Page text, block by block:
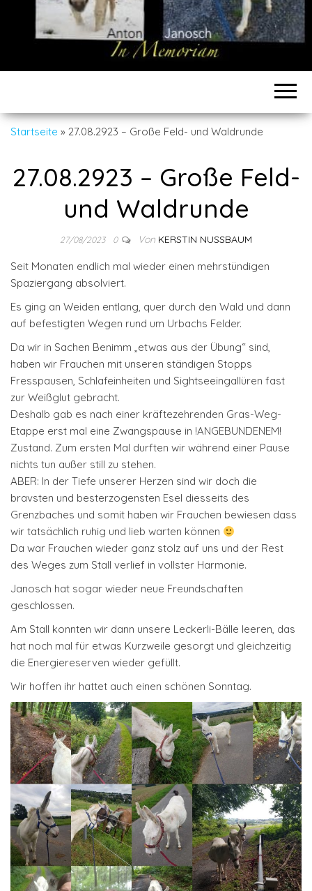
Startseite » 27.08.2923 – Große Feld- und Waldrunde
27.08.2923 – Große Feld-
und Waldrunde
27/08/2023 0 Von KERSTIN NUSSBAUM
Seit Monaten endlich mal wieder einen mehrstündigen
Spaziergang absolviert.
Es ging an Weiden entlang, quer durch den Wald und dann
auf befestigten Wegen rund um Urbachs Felder.
Da wir in Sachen Benimm „etwas aus der Übung“ sind,
haben wir Frauchen mit unseren ständigen Stopps
Fresspausen, Schlafeinheiten und Sightseeingallüren fast
zur Weißglut gebracht.
Deshalb gab es nach einer kräftezehrenden Gras-Weg-
Etappe erst mal eine Zwangspause in !ANGEBUNDENEM!
Zustand. Zum ersten Mal durften wir während einer Pause
nichts tun außer still zu stehen.
ABER: In der Tiefe unserer Herzen sind wir doch die
bravsten und besterzogensten Esel diesseits des
Grenzbaches und somit haben wir Frauchen bewiesen dass
wir tatsächlich ruhig und lieb warten können
Da war Frauchen wieder ganz stolz auf uns und der Rest
des Weges zum Stall verlief in vollster Harmonie.
Janosch hat sogar wieder neue Freundschaften
geschlossen.
Am Stall konnten wir dann unsere Leckerli-Bälle leeren, das
hat noch mal für etwas Kurzweile gesorgt und gleichzeitig
die Energiereserven wieder gefüllt.
Wir hoffen ihr hattet auch einen schönen Sonntag.